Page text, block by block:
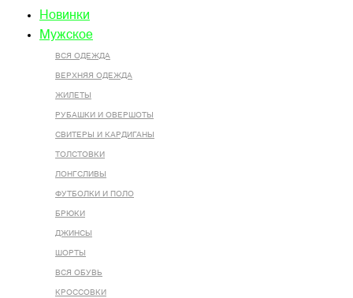
Новинки
Мужское
ВСЯ ОДЕЖДА
ВЕРХНЯЯ ОДЕЖДА
ЖИЛЕТЫ
РУБАШКИ И ОВЕРШОТЫ
СВИТЕРЫ И КАРДИГАНЫ
ТОЛСТОВКИ
ЛОНГСЛИВЫ
ФУТБОЛКИ И ПОЛО
БРЮКИ
ДЖИНСЫ
ШОРТЫ
ВСЯ ОБУВЬ
КРОССОВКИ